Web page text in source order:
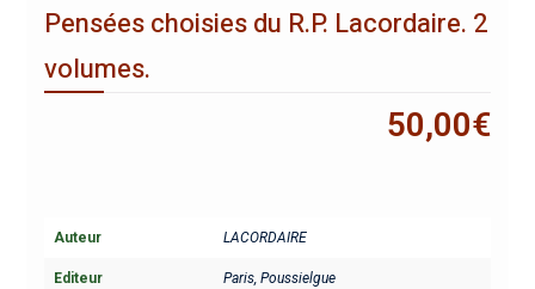
Pensées choisies du R.P. Lacordaire. 2
volumes.
50,00€
Auteur LACORDAIRE
Editeur Paris, Poussielgue